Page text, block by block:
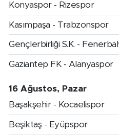
Konyaspor - Rizespor
Kasımpaşa - Trabzonspor
Gençlerbirliği S.K. -
Gaziantep FK - Alanyaspor
16 Ağustos, Pazar
Başakşehir - Kocaelispor
Beşiktaş - Eyüpspor